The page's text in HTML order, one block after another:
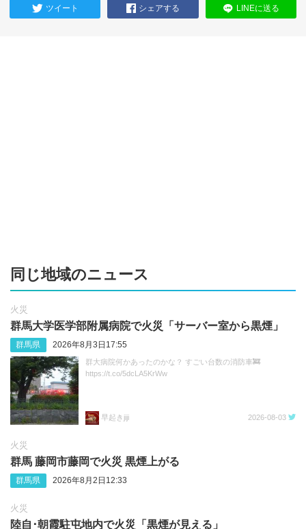
ツイート シェアする LINEに送る
同じ地域のニュース
火災
群馬大学医学部附属病院で火災「サーバー室から黒煙」
群馬県 2026年8月3日17:55
群大病院何かあったのかな？ すごい台数の消防車🚒
https://t.co/5dcLA5KrWw
早起きjiji 2026-08-03
火災
群馬 藤岡市藤岡で火災 黒煙上がる
群馬県 2026年8月2日12:33
火災
陸自･朝霞駐屯地内で火災「黒煙が見える」